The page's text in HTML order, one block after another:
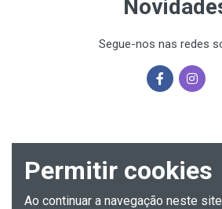
Permitir cookies
Ao continuar a navegação neste
Segue-nos nas redes